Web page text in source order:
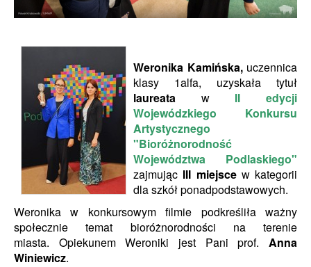
Weronika Kamińska,uczennica
klasy 1alfa, uzyskała tytuł
laureata w
II edycji
Wojewódzkiego Konkursu
Artystycznego
"Bioróżnorodność
Województwa Podlaskiego"
zajmując III miejscew kategorii
dla szkół ponadpodstawowych.
Weronika w konkursowym filmie podkreśliła ważny
społecznie temat bioróżnorodności na terenie
miasta. Opiekunem Weroniki jest Pani prof. Anna
Winiewicz.